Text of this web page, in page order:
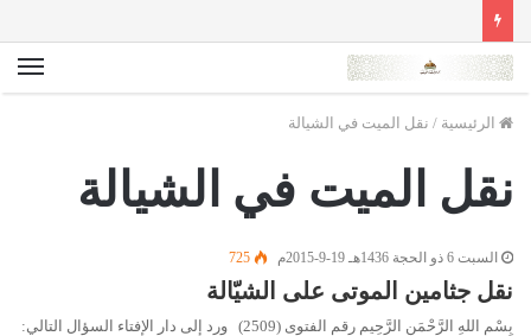
الرئيسية / نقل الميت في الشيالة
نقل الميت في الشيالة
السبت 6 ذو الحجة 1436هـ 19-9-2015م 725
نقل جثامين الموتى على الشيّالة
بِسْمِ اللهِ الرَّحْمَنِ الرَّحِيمِ رقم الفتوى (2509) ورد إلى دار الإفتاء السؤال التالي: